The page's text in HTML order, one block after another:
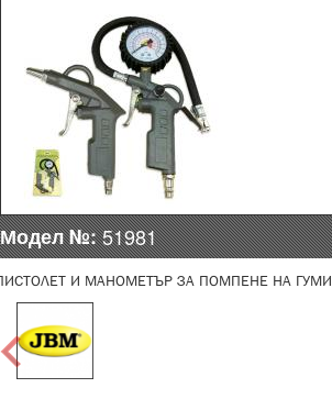
Модел №:51981
И МАНОМЕТЪР ЗА ПОМПЕНЕ НА ГУМИ